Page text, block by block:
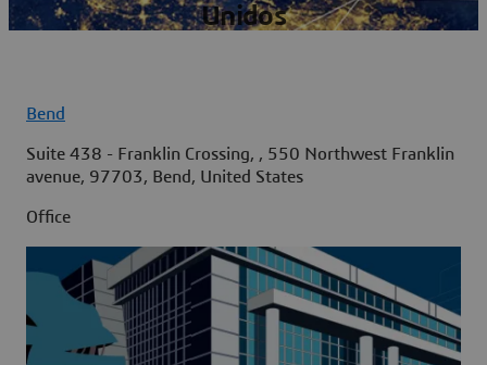
Unidos
Bend
Suite 438 - Franklin Crossing, , 550 Northwest Franklin
avenue, 97703, Bend, United States
Office